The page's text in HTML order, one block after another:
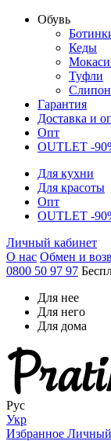
Обувь
Кеды
Туфли
Гарантия
Доставка и
Опт
OUTLET -
Для кухни
Для красоты
Опт
OUTLET -
Личный кабинет
О нас Обмен и
0800 50 97 97
Для нее
Для него
Для дома
Рус
Укр
Избранное Личный